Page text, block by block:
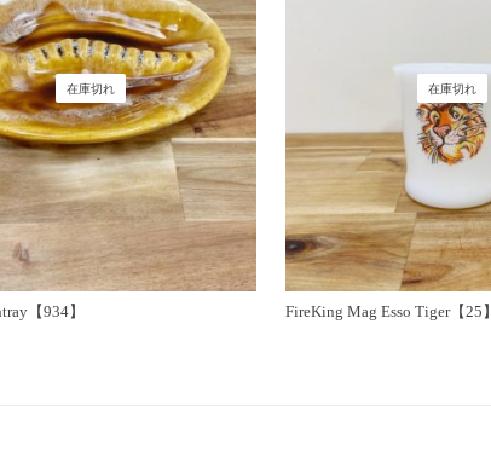
在庫切れ
【934】
在庫切れ
FireKing Mag Esso Tiger【25】